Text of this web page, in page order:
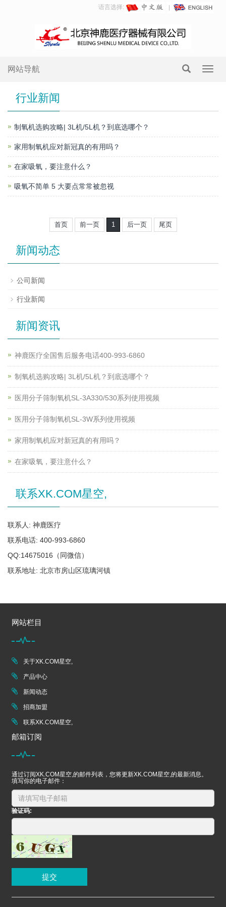
语言选择:
网站导航
行业新闻
制氧机选购攻略| 3L机/5L机？到底选哪个？
家用制氧机应对新冠真的有用吗？
在家吸氧，要注意什么？
吸氧不简单 5 大要点常常被忽视
首页 前一页 1 后一页 尾页
新闻动态
公司新闻
行业新闻
新闻资讯
神鹿医疗全国售后服务电话400-993-6860
制氧机选购攻略| 3L机/5L机？到底选哪个？
医用分子筛制氧机SL-3A330/530系列使用视频
医用分子筛制氧机SL-3W系列使用视频
家用制氧机应对新冠真的有用吗？
在家吸氧，要注意什么？
联系XK.COM星空,
联系人: 神鹿医疗
联系电话: 400-993-6860
QQ:14675016（同微信）
联系地址: 北京市房山区琉璃河镇
网站栏目
关于XK.COM星空,
产品中心
新闻动态
招商加盟
联系XK.COM星空,
邮箱订阅
通过订阅XK.COM星空,的邮件列表，您将更新XK.COM星空,的最新消息。
填写你的电子邮件：
验证码:
提交